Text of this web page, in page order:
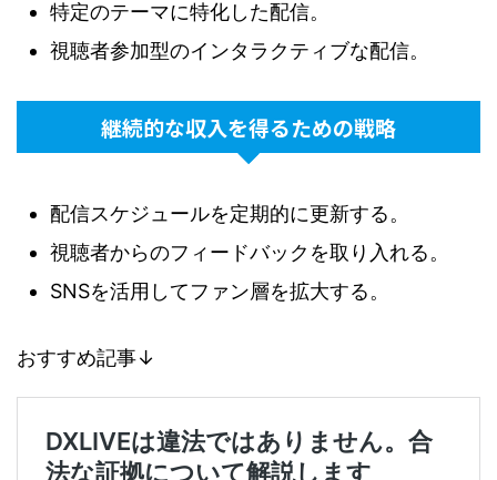
特定のテーマに特化した配信。
視聴者参加型のインタラクティブな配信。
継続的な収入を得るための戦略
配信スケジュールを定期的に更新する。
視聴者からのフィードバックを取り入れる。
SNSを活用してファン層を拡大する。
おすすめ記事↓